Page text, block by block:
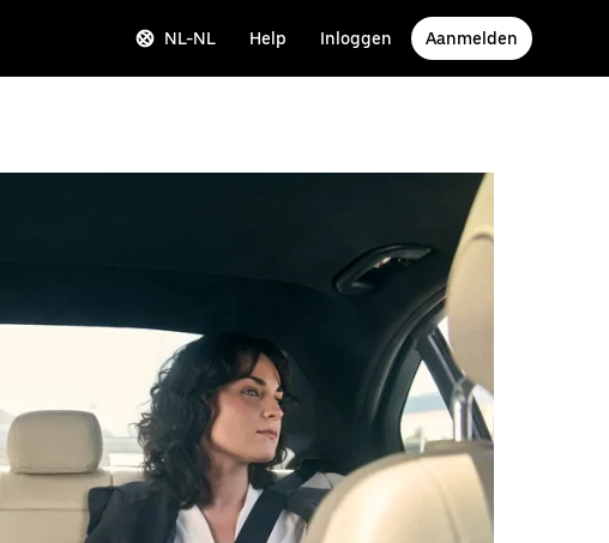
NL-NL Help Inloggen Aanmelden